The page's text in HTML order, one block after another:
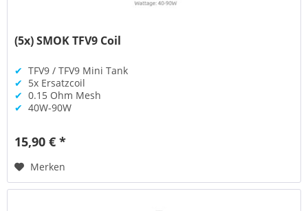
(5x) SMOK TFV9 Coil
✔ TFV9 / TFV9 Mini Tank
✔ 5x Ersatzcoil
✔ 0.15 Ohm Mesh
✔ 40W-90W
15,90 € *
Merken